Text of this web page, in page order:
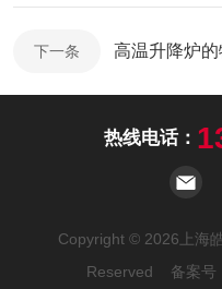
下一条 高温升降炉
热线电话：
Copyright © 2026上海
Reserved 备案号